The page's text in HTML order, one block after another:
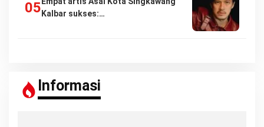
Kalbar sukses:…
Informasi